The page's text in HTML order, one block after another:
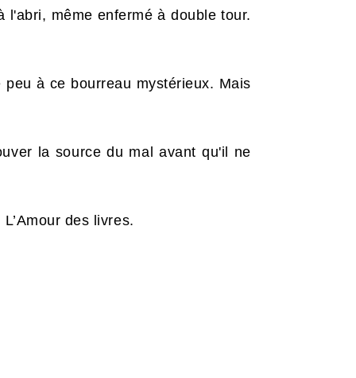
même enfermé à double tour.
à ce bourreau mystérieux. Mais
la source du mal avant qu'il ne
L’Amour des livres.